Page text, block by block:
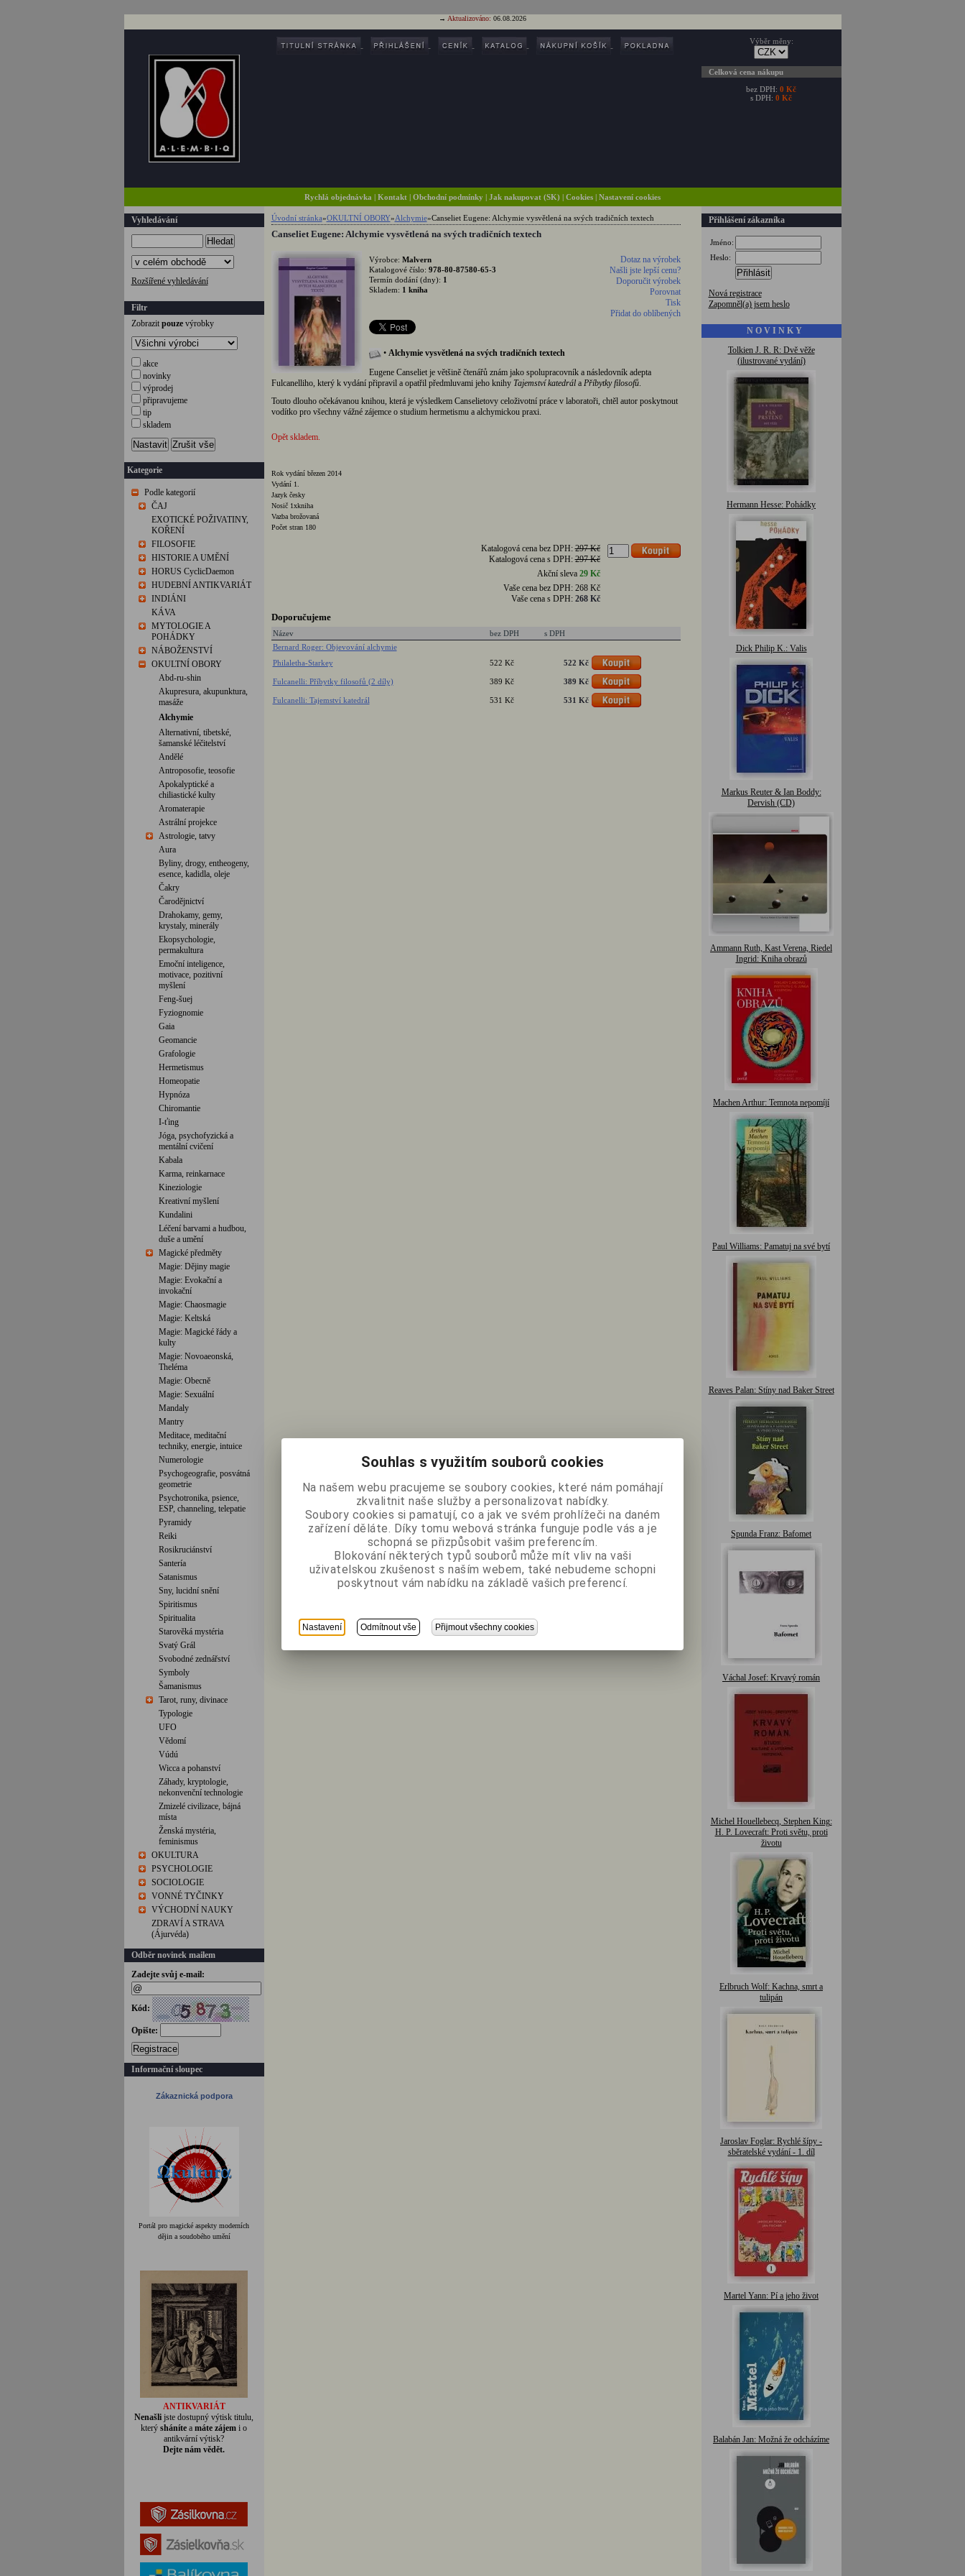
→ Aktualizováno: 06.08.2026
Výběr měny:
Celková cena nákupu
bez DPH: 0 Kč
s DPH: 0 Kč
Rychlá objednávka | Kontakt | Obchodní podmínky | Jak nakupovat (SK) | Cookies | Nastavení cookies
Vyhledávání
Hledat
Rozšířené vyhledávání
Filtr
Zobrazit pouzevýrobky
akce
novinky
výprodej
připravujeme
tip
skladem
Nastavit Zrušit vše
Kategorie
Podle kategorií
ČAJ
EXOTICKÉ POŽIVATINY,
KOŘENÍ
FILOSOFIE
HISTORIE A UMĚNÍ
HORUS CyclicDaemon
HUDEBNÍ ANTIKVARIÁT
INDIÁNI
KÁVA
MYTOLOGIE A
POHÁDKY
NÁBOŽENSTVÍ
OKULTNÍ OBORY
Abd-ru-shin
Akupresura, akupunktura,
masáže
Alchymie
Alternativní, tibetské,
šamanské léčitelství
Andělé
Antroposofie, teosofie
Apokalyptické a
chiliastické kulty
Aromaterapie
Astrální projekce
Astrologie, tatvy
Aura
Byliny, drogy, entheogeny,
esence, kadidla, oleje
Čakry
Čarodějnictví
Drahokamy, gemy,
krystaly, minerály
Ekopsychologie,
permakultura
Emoční inteligence,
motivace, pozitivní
myšlení
Feng-šuej
Fyziognomie
Gaia
Geomancie
Grafologie
Hermetismus
Homeopatie
Hypnóza
Chiromantie
I-ťing
Jóga, psychofyzická a
mentální cvičení
Kabala
Karma, reinkarnace
Kineziologie
Kreativní myšlení
Kundalini
Léčení barvami a hudbou,
duše a umění
Magické předměty
Magie: Dějiny magie
Magie: Evokační a
invokační
Magie: Chaosmagie
Magie: Keltská
Magie: Magické řády a
kulty
Magie: Novoaeonská,
Theléma
Magie: Obecně
Magie: Sexuální
Mandaly
Mantry
Meditace, meditační
techniky, energie, intuice
Numerologie
Psychogeografie, posvátná
geometrie
Psychotronika, psience,
ESP, channeling, telepatie
Pyramidy
Reiki
Rosikruciánství
Santería
Satanismus
Sny, lucidní snění
Spiritismus
Spiritualita
Starověká mystéria
Svatý Grál
Svobodné zednářství
Symboly
Šamanismus
Tarot, runy, divinace
Typologie
UFO
Vědomí
Vúdú
Wicca a pohanství
Záhady, kryptologie,
nekonvenční technologie
Zmizelé civilizace, bájná
místa
Ženská mystéria,
feminismus
OKULTURA
PSYCHOLOGIE
SOCIOLOGIE
VONNÉ TYČINKY
VÝCHODNÍ NAUKY
ZDRAVÍ A STRAVA
(Ájurvéda)
Odběr novinek mailem
Zadejte svůj e-mail:
Kód:
Opište:
Registrace
Informační sloupec
Zákaznická podpora
Portál pro magické aspekty moderních
dějin a soudobého umění
ANTIKVARIÁT
Nenašli jste dostupný výtisk titulu,
který sháníte a máte zájem i o
antikvární výtisk?
Dejte nám vědět.
Úvodní stránka»OKULTNÍ OBORY»Alchymie»Canseliet Eugene: Alchymie vysvětlená na svých tradičních textech
Canseliet Eugene: Alchymie vysvětlená na svých tradičních textech
Dotaz na výrobek
Našli jste lepší cenu?
Doporučit výrobek
Porovnat
Tisk
Přidat do oblíbených
Výrobce: Malvern
Katalogové číslo: 978-80-87580-65-3
Termín dodání (dny): 1
Skladem: 1 kniha
• Alchymie vysvětlená na svých tradičních textech
Eugene Canseliet je většině čtenářů znám jako spolupracovník a následovník adepta
Fulcanelliho, který k vydání připravil a opatřil předmluvami jeho knihy Tajemství katedrála Příbytky filosofů.
Touto dlouho očekávanou knihou, která je výsledkem Canselietovy celoživotní práce v laboratoři, chtěl autor poskytnout
vodítko pro všechny vážné zájemce o studium hermetismu a alchymickou praxi.
Opět skladem.
Rok vydání březen 2014
Vydání 1.
Jazyk česky
Nosič 1xkniha
Vazba brožovaná
Počet stran 180
Katalogová cena bez DPH:297 Kč
Katalogová cena s DPH:297 Kč
Akční sleva 29 Kč
Vaše cena bez DPH: 268 Kč
Vaše cena s DPH: 268 Kč
Doporučujeme
Název bez DPH
s DPH
Bernard Roger: Objevování alchymie
Philaletha-Starkey
522 Kč 522 Kč
Fulcanelli: Příbytky filosofů (2 díly) 389 Kč 389 Kč
Fulcanelli: Tajemství katedrál 531 Kč 531 Kč
Přihlášení zákazníka
Jméno:
Heslo:
Přihlásit
Nová registrace
Zapomněl(a) jsem heslo
N O V I N K Y
Tolkien J. R. R: Dvě věže
(ilustrované vydání)
Hermann Hesse: Pohádky
Dick Philip K.: Valis
Markus Reuter & Ian Boddy:
Dervish (CD)
Ammann Ruth, Kast Verena, Riedel
Ingrid: Kniha obrazů
Machen Arthur: Temnota nepomíjí
Paul Williams: Pamatuj na své bytí
Reaves Palan: Stíny nad Baker Street
Spunda Franz: Bafomet
Váchal Josef: Krvavý román
Michel Houellebecq, Stephen King:
H. P. Lovecraft: Proti světu, proti
životu
Erlbruch Wolf: Kachna, smrt a
tulipán
Jaroslav Foglar: Rychlé šípy -
sběratelské vydání - 1. díl
Martel Yann: Pí a jeho život
Balabán Jan: Možná že odcházíme
Souhlas s využitím souborů cookies
Na našem webu pracujeme se soubory cookies, které nám pomáhají
zkvalitnit naše služby a personalizovat nabídky.
Soubory cookies si pamatují, co a jak ve svém prohlížeči na daném
zařízení děláte. Díky tomu webová stránka funguje podle vás a je
schopná se přizpůsobit vašim preferencím.
Blokování některých typů souborů může mít vliv na vaši
uživatelskou zkušenost s naším webem, také nebudeme schopni
poskytnout vám nabídku na základě vašich preferencí.
Nastavení Odmítnout vše Přijmout všechny cookies